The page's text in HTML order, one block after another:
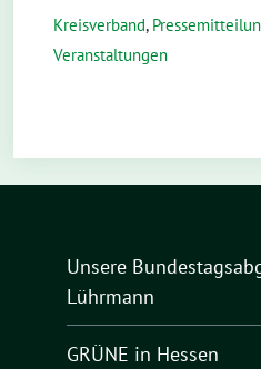
Kreisverband,
Veranstaltungen
Unsere
Lührmann
GRÜNE in Hessen